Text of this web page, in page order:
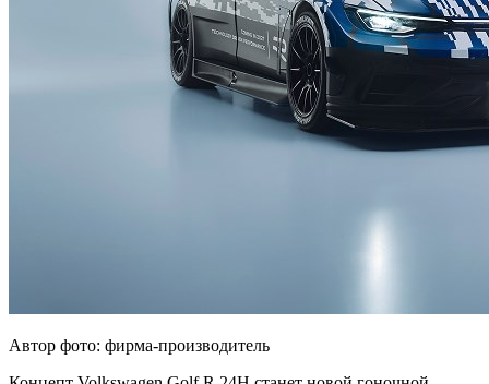
Автор фото: фирма-производитель